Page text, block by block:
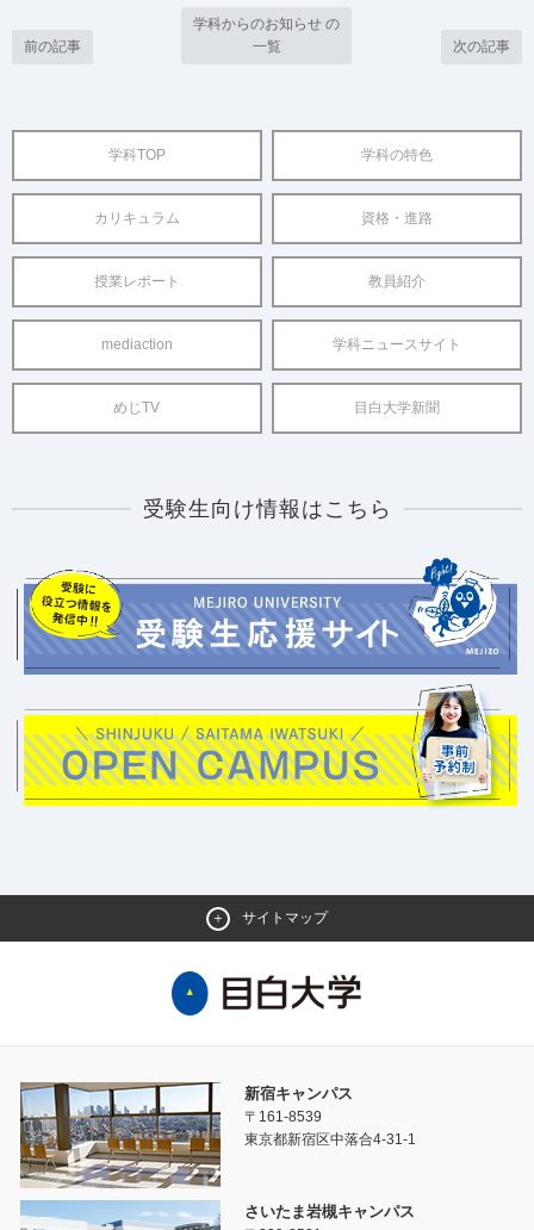
前の記事
学科からのお知らせ の
一覧
次の記事
学科TOP 学科の特色
カリキュラム 資格・進路
授業レポート 教員紹介
mediaction 学科ニュースサイト
めじTV 目白大学新聞
受験生向け情報はこちら
サイトマップ
新宿キャンパス
〒161-8539
東京都新宿区中落合4-31-1
さいたま岩槻キャンパス